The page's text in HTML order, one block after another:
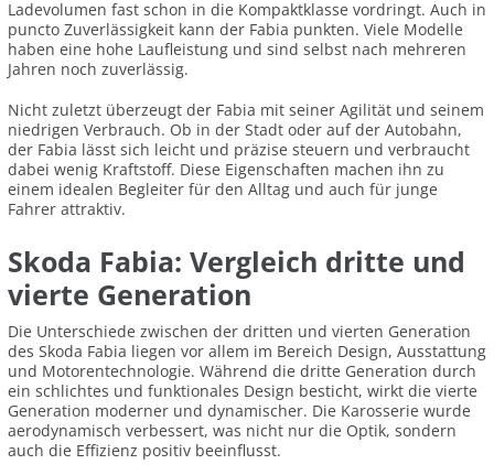
Ladevolumen fast schon in die Kompaktklasse vordringt. Auch in
puncto Zuverlässigkeit kann der Fabia punkten. Viele Modelle
haben eine hohe Laufleistung und sind selbst nach mehreren
Jahren noch zuverlässig.
Nicht zuletzt überzeugt der Fabia mit seiner Agilität und seinem
niedrigen Verbrauch. Ob in der Stadt oder auf der Autobahn,
der Fabia lässt sich leicht und präzise steuern und verbraucht
dabei wenig Kraftstoff. Diese Eigenschaften machen ihn zu
einem idealen Begleiter für den Alltag und auch für junge
Fahrer attraktiv.
Skoda Fabia: Vergleich dritte und
vierte Generation
Die Unterschiede zwischen der dritten und vierten Generation
des Skoda Fabia liegen vor allem im Bereich Design, Ausstattung
und Motorentechnologie. Während die dritte Generation durch
ein schlichtes und funktionales Design besticht, wirkt die vierte
Generation moderner und dynamischer. Die Karosserie wurde
aerodynamisch verbessert, was nicht nur die Optik, sondern
auch die Effizienz positiv beeinflusst.